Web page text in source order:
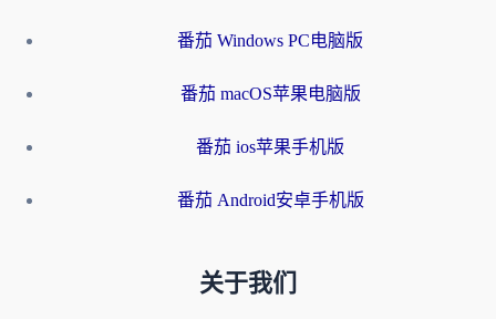
番茄 Windows PC电脑版
番茄 macOS苹果电脑版
番茄 ios苹果手机版
番茄 Android安卓手机版
关于我们